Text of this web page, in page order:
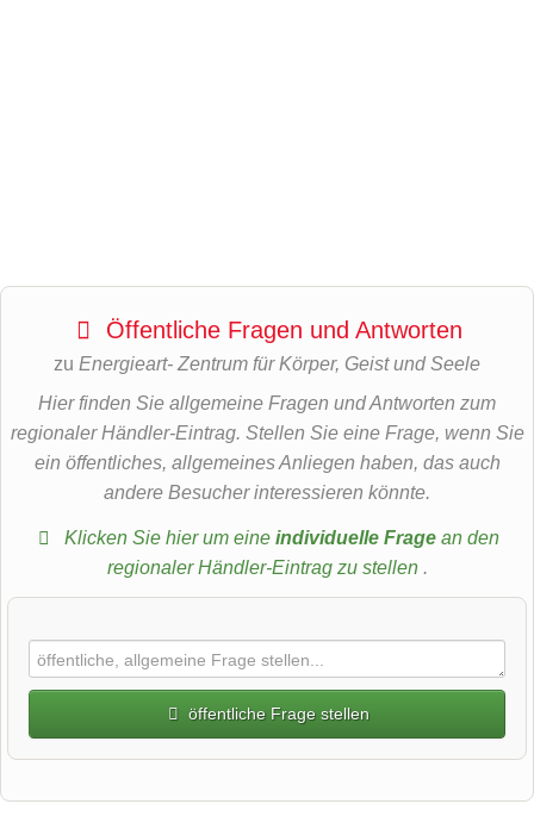
Öffentliche Fragen und Antworten
zu Energieart- Zentrum für Körper, Geist und Seele
Hier finden Sie allgemeine Fragen und Antworten zum
regionaler Händler-Eintrag. Stellen Sie eine Frage, wenn Sie
ein öffentliches, allgemeines Anliegen haben, das auch
andere Besucher interessieren könnte.
Klicken Sie hier um eine individuelle Fragean den
regionaler Händler-Eintrag zu stellen .
öffentliche Frage stellen